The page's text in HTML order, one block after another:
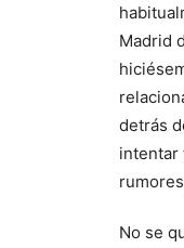
Madrid
detrás
intentar
No se